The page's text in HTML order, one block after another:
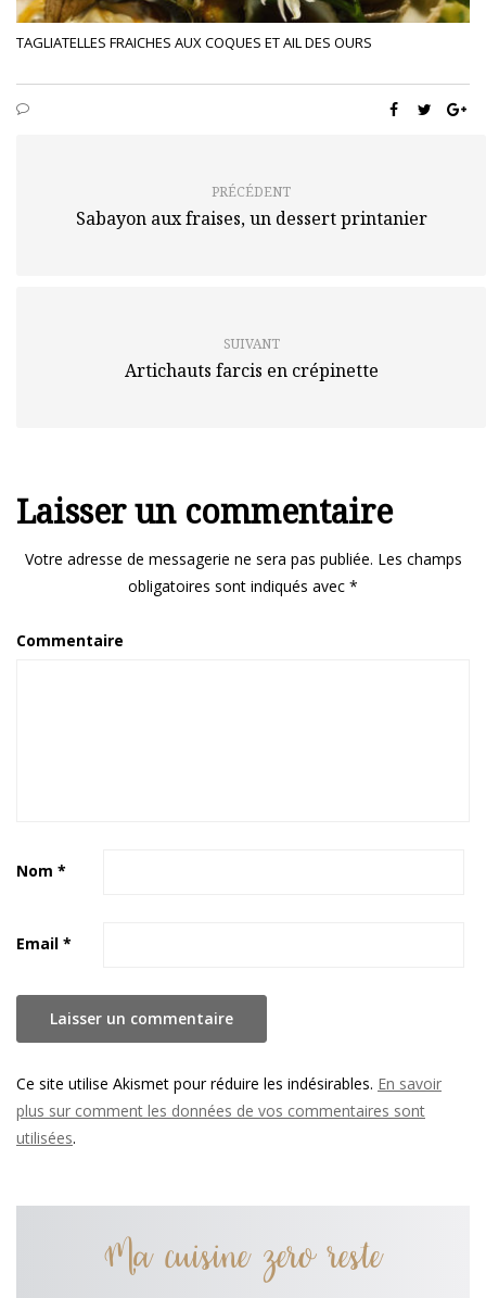
TAGLIATELLES FRAICHES AUX COQUES ET AIL DES OURS
PRÉCÉDENT
Sabayon aux fraises, un dessert printanier
SUIVANT
Artichauts farcis en crépinette
Laisser un commentaire
Votre adresse de messagerie ne sera pas publiée. Les champs
obligatoires sont indiqués avec *
Commentaire
Nom *
Email *
Ce site utilise Akismet pour réduire les indésirables. En savoir
plus sur comment les données de vos commentaires sont
utilisées.
Ma cuisine zero reste